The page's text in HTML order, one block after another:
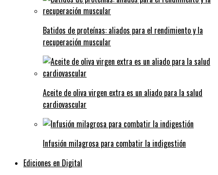
Batidos de proteínas: aliados para el rendimiento y la
recuperación muscular
Aceite de oliva virgen extra es un aliado para la salud
cardiovascular
Infusión milagrosa para combatir la indigestión
Ediciones en Digital